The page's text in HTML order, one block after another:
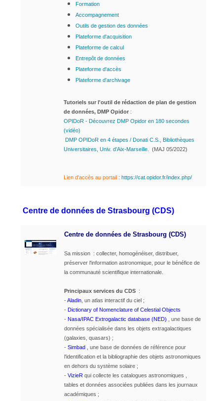
Formation
Accompagnement
Outils de gestion des données
Plateforme d'acquisition
Plateforme de calcul
Entrepôt de données
Plateforme d'accès
Plateforme d'archivage
Tutoriels sur l'outil de rédaction de plan de gestion
de données, DMP Opidor :
OPIDoR - Découvrez DMP Opidor en 180 secondes
(vidéo)
DMP OPIDoR en 4 étapes / Donati C.S., Bibliothèques
Universitaires, Univ. d’Aix-Marseille.
(MAJ 05/2022)
Lien d'accès au portail : https://cat.opidor.fr/index.php/
Centre de données de Strasbourg (CDS)
Centre de données de Strasbourg (CDS)
Sa mission : collecter, homogénéiser, distribuer,
préserver l'information astronomique, pour le bénéfice de
la communauté scientifique internationale.
Principaux services du CDS :
-Aladin , un atlas interactif du ciel ;
- Dictionary of Nomenclature of Celestial Objects
- Nasa/IPAC Extrogalactic database (NED) , une base de
données spécialisée dans les objets extragalactiques
(galaxies, quasars) ;
- Simbad
, une base de données de référence pour
l'identification et la bibliographie des objets astronomiques
en dehors du système solaire ;
- VizieR qui collecte les catalogues astronomiques ,
tables et données associées publiées dans les journaux
académiques ;